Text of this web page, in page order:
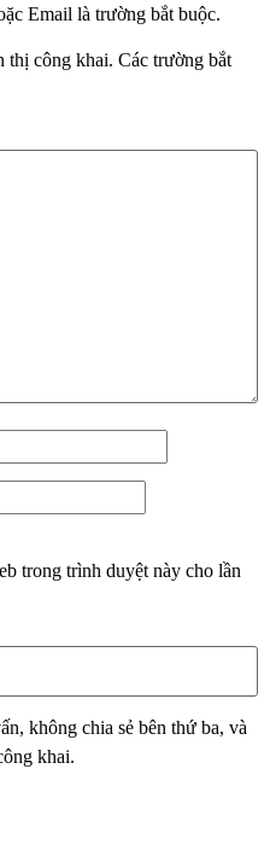
Email là trường bắt buộc.
thị công khai. Các trường bắt
trong trình duyệt này cho lần
không chia sẻ bên thứ ba, và
khai.